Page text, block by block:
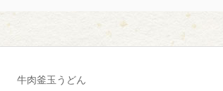
牛肉釜玉うどん